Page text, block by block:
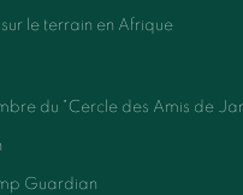
le terrain en Afrique
du "Cercle des Amis de
Guardian